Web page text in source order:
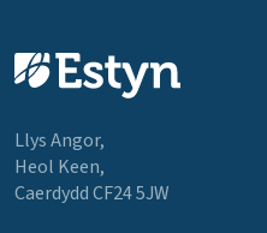
Llys Angor,
Heol Keen,
Caerdydd CF24 5JW